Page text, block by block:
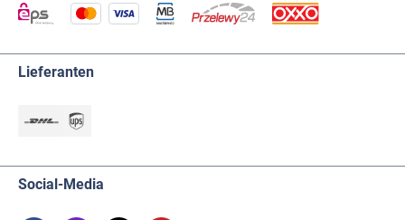
Lieferanten
Social-Media